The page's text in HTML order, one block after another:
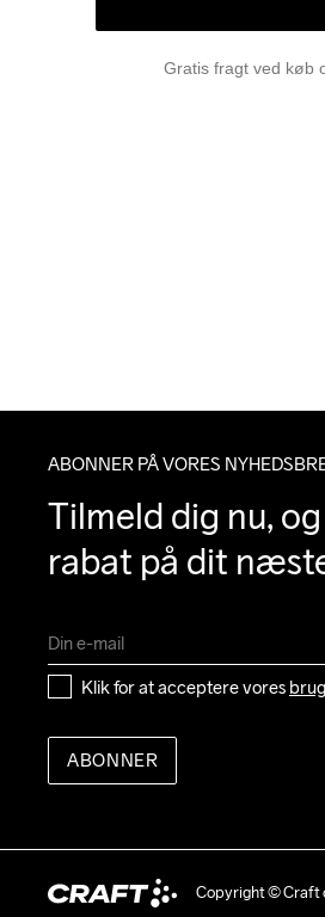
Gratis fragt ved køb
ABONNER PÅ VORES
Tilmeld dig nu,
rabat på dit
Klik for at acceptere vores
ABONNER
Copyright © Craft